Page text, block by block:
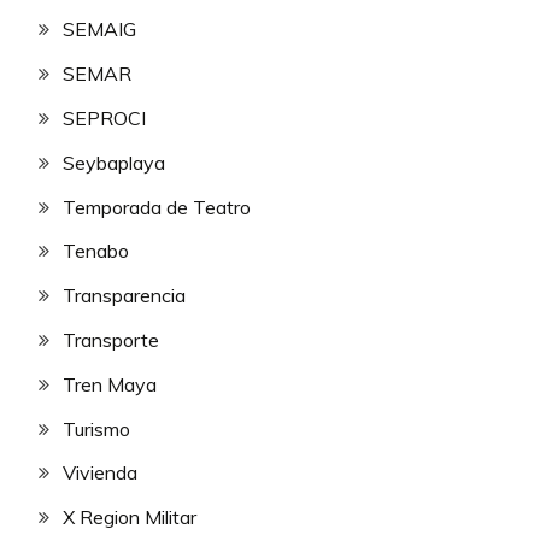
SEMAIG
SEMAR
SEPROCI
Seybaplaya
Temporada de Teatro
Tenabo
Transparencia
Transporte
Tren Maya
Turismo
Vivienda
X Region Militar